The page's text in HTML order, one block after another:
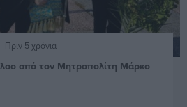
Πριν 5 χρόνια
από τον Μητροπολίτη Μάρκο